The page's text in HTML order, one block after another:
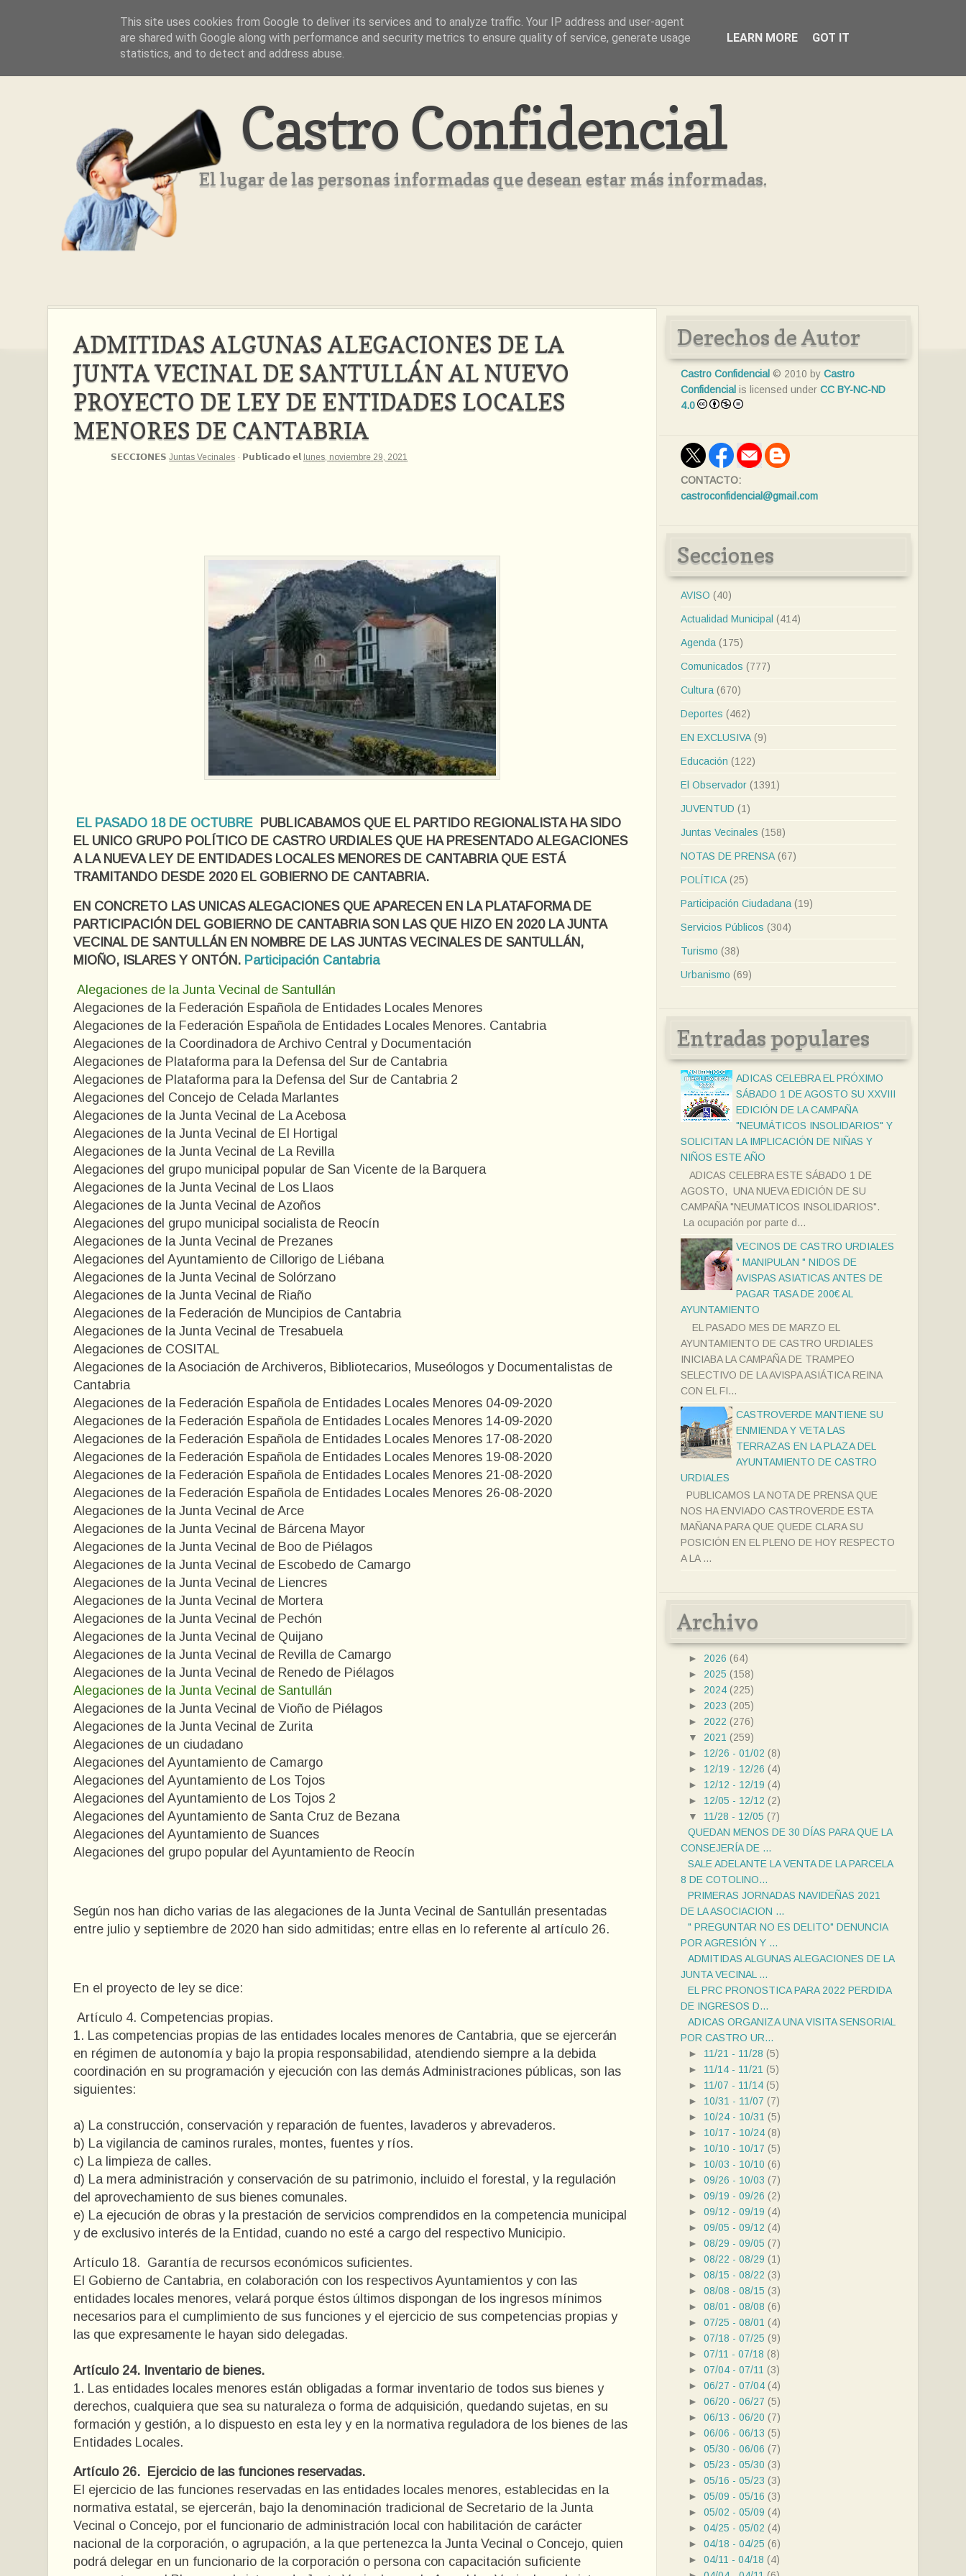
Aviso Legal Quienes Somos ??
Castro Confidencial
El lugar de las personas informadas que desean estar más informadas.
ADMITIDAS ALGUNAS ALEGACIONES DE LA
JUNTA VECINAL DE SANTULLÁN AL NUEVO
PROYECTO DE LEY DE ENTIDADES LOCALES
MENORES DE CANTABRIA
𝗦𝗘𝗖𝗖𝗜𝗢𝗡𝗘𝗦Juntas Vecinales · 𝗣𝘂𝗯𝗹𝗶𝗰𝗮𝗱𝗼 𝗲𝗹 lunes, noviembre 29, 2021
EL PASADO 18 DE OCTUBRE
PUBLICABAMOS QUE EL PARTIDO REGIONALISTA HA SIDO
EL UNICO GRUPO POLÍTICO DE CASTRO URDIALES QUE HA PRESENTADO ALEGACIONES
A LA NUEVA LEY DE ENTIDADES LOCALES MENORES DE CANTABRIA QUE ESTÁ
TRAMITANDO DESDE 2020 EL GOBIERNO DE CANTABRIA.
EN CONCRETO LAS UNICAS ALEGACIONES QUE APARECEN EN LA PLATAFORMA DE
PARTICIPACIÓN DEL GOBIERNO DE CANTABRIA SON LAS QUE HIZO EN 2020 LA JUNTA
VECINAL DE SANTULLÁN EN NOMBRE DE LAS JUNTAS VECINALES DE SANTULLÁN,
MIOÑO, ISLARES Y ONTÓN. Participación Cantabria
Alegaciones de la Junta Vecinal de Santullán
Alegaciones de la Federación Española de Entidades Locales Menores
Alegaciones de la Federación Española de Entidades Locales Menores. Cantabria
Alegaciones de la Coordinadora de Archivo Central y Documentación
Alegaciones de Plataforma para la Defensa del Sur de Cantabria
Alegaciones de Plataforma para la Defensa del Sur de Cantabria 2
Alegaciones del Concejo de Celada Marlantes
Alegaciones de la Junta Vecinal de La Acebosa
Alegaciones de la Junta Vecinal de El Hortigal
Alegaciones de la Junta Vecinal de La Revilla
Alegaciones del grupo municipal popular de San Vicente de la Barquera
Alegaciones de la Junta Vecinal de Los Llaos
Alegaciones de la Junta Vecinal de Azoños
Alegaciones del grupo municipal socialista de Reocín
Alegaciones de la Junta Vecinal de Prezanes
Alegaciones del Ayuntamiento de Cillorigo de Liébana
Alegaciones de la Junta Vecinal de Solórzano
Alegaciones de la Junta Vecinal de Riaño
Alegaciones de la Federación de Muncipios de Cantabria
Alegaciones de la Junta Vecinal de Tresabuela
Alegaciones de COSITAL
Alegaciones de la Asociación de Archiveros, Bibliotecarios, Museólogos y Documentalistas de
Cantabria
Alegaciones de la Federación Española de Entidades Locales Menores 04-09-2020
Alegaciones de la Federación Española de Entidades Locales Menores 14-09-2020
Alegaciones de la Federación Española de Entidades Locales Menores 17-08-2020
Alegaciones de la Federación Española de Entidades Locales Menores 19-08-2020
Alegaciones de la Federación Española de Entidades Locales Menores 21-08-2020
Alegaciones de la Federación Española de Entidades Locales Menores 26-08-2020
Alegaciones de la Junta Vecinal de Arce
Alegaciones de la Junta Vecinal de Bárcena Mayor
Alegaciones de la Junta Vecinal de Boo de Piélagos
Alegaciones de la Junta Vecinal de Escobedo de Camargo
Alegaciones de la Junta Vecinal de Liencres
Alegaciones de la Junta Vecinal de Mortera
Alegaciones de la Junta Vecinal de Pechón
Alegaciones de la Junta Vecinal de Quijano
Alegaciones de la Junta Vecinal de Revilla de Camargo
Alegaciones de la Junta Vecinal de Renedo de Piélagos
Alegaciones de la Junta Vecinal de Santullán
Alegaciones de la Junta Vecinal de Vioño de Piélagos
Alegaciones de la Junta Vecinal de Zurita
Alegaciones de un ciudadano
Alegaciones del Ayuntamiento de Camargo
Alegaciones del Ayuntamiento de Los Tojos
Alegaciones del Ayuntamiento de Los Tojos 2
Alegaciones del Ayuntamiento de Santa Cruz de Bezana
Alegaciones del Ayuntamiento de Suances
Alegaciones del grupo popular del Ayuntamiento de Reocín
Según nos han dicho varias de las alegaciones de la Junta Vecinal de Santullán presentadas
entre julio y septiembre de 2020 han sido admitidas; entre ellas en lo referente al artículo 26.
En el proyecto de ley se dice:
Artículo 4. Competencias propias.
1. Las competencias propias de las entidades locales menores de Cantabria, que se ejercerán
en régimen de autonomía y bajo la propia responsabilidad, atendiendo siempre a la debida
coordinación en su programación y ejecución con las demás Administraciones públicas, son las
siguientes:
a) La construcción, conservación y reparación de fuentes, lavaderos y abrevaderos.
b) La vigilancia de caminos rurales, montes, fuentes y ríos.
c) La limpieza de calles.
d) La mera administración y conservación de su patrimonio, incluido el forestal, y la regulación
del aprovechamiento de sus bienes comunales.
e) La ejecución de obras y la prestación de servicios comprendidos en la competencia municipal
y de exclusivo interés de la Entidad, cuando no esté a cargo del respectivo Municipio.
Artículo 18. Garantía de recursos económicos suficientes.
El Gobierno de Cantabria, en colaboración con los respectivos Ayuntamientos y con las
entidades locales menores, velará porque éstos últimos dispongan de los ingresos mínimos
necesarios para el cumplimiento de sus funciones y el ejercicio de sus competencias propias y
las que expresamente le hayan sido delegadas.
Artículo 24. Inventario de bienes.
1. Las entidades locales menores están obligadas a formar inventario de todos sus bienes y
derechos, cualquiera que sea su naturaleza o forma de adquisición, quedando sujetas, en su
formación y gestión, a lo dispuesto en esta ley y en la normativa reguladora de los bienes de las
Entidades Locales.
Artículo 26. Ejercicio de las funciones reservadas.
El ejercicio de las funciones reservadas en las entidades locales menores, establecidas en la
normativa estatal, se ejercerán, bajo la denominación tradicional de Secretario de la Junta
Vecinal o Concejo, por el funcionario de administración local con habilitación de carácter
nacional de la corporación, o agrupación, a la que pertenezca la Junta Vecinal o Concejo, quien
podrá delegar en un funcionario de la corporación o persona con capacitación suficiente
Derechos de Autor
Castro Confidencial © 2010 by Castro
Confidencial is licensed under CC BY-NC-ND
4.0
CONTACTO:
castroconfidencial@gmail.com
Secciones
AVISO (40)
Actualidad Municipal (414)
Agenda (175)
Comunicados (777)
Cultura (670)
Deportes (462)
EN EXCLUSIVA (9)
Educación (122)
El Observador (1391)
JUVENTUD (1)
Juntas Vecinales (158)
NOTAS DE PRENSA (67)
POLÍTICA (25)
Participación Ciudadana (19)
Servicios Públicos (304)
Turismo (38)
Urbanismo (69)
Entradas populares
ADICAS CELEBRA EL PRÓXIMO
SÁBADO 1 DE AGOSTO SU XXVIII
EDICIÓN DE LA CAMPAÑA
"NEUMÁTICOS INSOLIDARIOS" Y
SOLICITAN LA IMPLICACIÓN DE NIÑAS Y
NIÑOS ESTE AÑO
ADICAS CELEBRA ESTE SÁBADO 1 DE
AGOSTO, UNA NUEVA EDICIÓN DE SU
CAMPAÑA "NEUMATICOS INSOLIDARIOS".
La ocupación por parte d...
VECINOS DE CASTRO URDIALES
" MANIPULAN " NIDOS DE
AVISPAS ASIATICAS ANTES DE
PAGAR TASA DE 200€ AL
AYUNTAMIENTO
EL PASADO MES DE MARZO EL
AYUNTAMIENTO DE CASTRO URDIALES
INICIABA LA CAMPAÑA DE TRAMPEO
SELECTIVO DE LA AVISPA ASIÁTICA REINA
CON EL FI...
CASTROVERDE MANTIENE SU
ENMIENDA Y VETA LAS
TERRAZAS EN LA PLAZA DEL
AYUNTAMIENTO DE CASTRO
URDIALES
PUBLICAMOS LA NOTA DE PRENSA QUE
NOS HA ENVIADO CASTROVERDE ESTA
MAÑANA PARA QUE QUEDE CLARA SU
POSICIÓN EN EL PLENO DE HOY RESPECTO
A LA ...
Archivo
► 2026 (64)
► 2025 (158)
► 2024 (225)
► 2023 (205)
► 2022 (276)
▼
2021 (259)
► 12/26 - 01/02 (8)
► 12/19 - 12/26 (4)
► 12/12 - 12/19 (4)
► 12/05 - 12/12 (2)
▼
11/28 - 12/05 (7)
QUEDAN MENOS DE 30 DÍAS PARA QUE LA
CONSEJERÍA DE ...
SALE ADELANTE LA VENTA DE LA PARCELA
8 DE COTOLINO...
PRIMERAS JORNADAS NAVIDEÑAS 2021
DE LA ASOCIACION ...
" PREGUNTAR NO ES DELITO" DENUNCIA
POR AGRESIÓN Y ...
ADMITIDAS ALGUNAS ALEGACIONES DE LA
JUNTA VECINAL ...
EL PRC PRONOSTICA PARA 2022 PERDIDA
DE INGRESOS D...
ADICAS ORGANIZA UNA VISITA SENSORIAL
POR CASTRO UR...
► 11/21 - 11/28 (5)
► 11/14 - 11/21 (5)
► 11/07 - 11/14 (5)
► 10/31 - 11/07 (7)
► 10/24 - 10/31 (5)
► 10/17 - 10/24 (8)
► 10/10 - 10/17 (5)
► 10/03 - 10/10 (6)
► 09/26 - 10/03 (7)
► 09/19 - 09/26 (2)
► 09/12 - 09/19 (4)
► 09/05 - 09/12 (4)
► 08/29 - 09/05 (7)
► 08/22 - 08/29 (1)
► 08/15 - 08/22 (3)
► 08/08 - 08/15 (3)
► 08/01 - 08/08 (6)
► 07/25 - 08/01 (4)
► 07/18 - 07/25 (9)
► 07/11 - 07/18 (8)
► 07/04 - 07/11 (3)
► 06/27 - 07/04 (4)
► 06/20 - 06/27 (5)
► 06/13 - 06/20 (7)
► 06/06 - 06/13 (5)
► 05/30 - 06/06 (7)
► 05/23 - 05/30 (3)
► 05/16 - 05/23 (3)
► 05/09 - 05/16 (3)
► 05/02 - 05/09 (4)
► 04/25 - 05/02 (4)
► 04/18 - 04/25 (6)
► 04/11 - 04/18 (4)
This site uses cookies from Google to deliver its services and to analyze traffic. Your IP address and user-agent
are shared with Google along with performance and security metrics to ensure quality of service, generate usage
statistics, and to detect and address abuse.
LEARN MORE GOT IT